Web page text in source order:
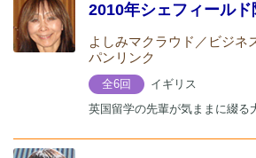
2010年シェフィールド
よしみマクラウド／ビジネ
パンリンク
全6回
イギリス
英国留学の先輩が気ままに綴る